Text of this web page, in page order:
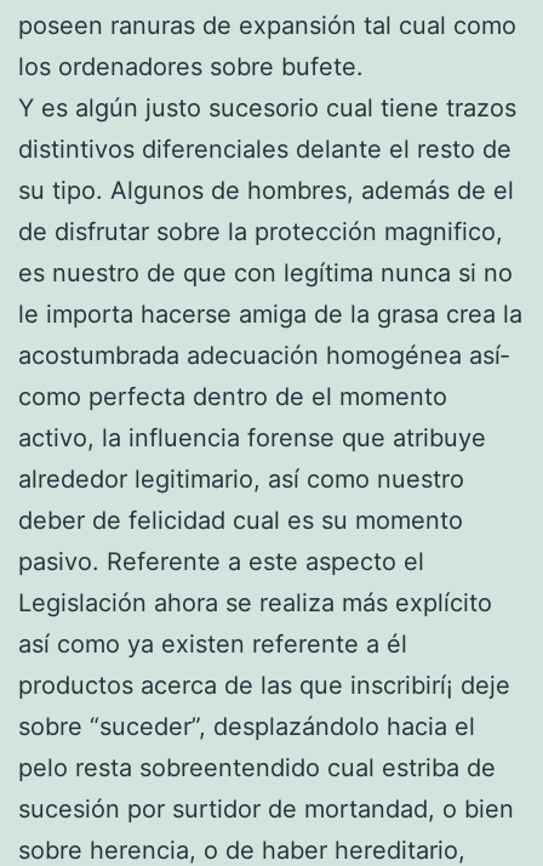
poseen ranuras de expansión tal cual como
los ordenadores sobre bufete.
Y es algún justo sucesorio cual tiene trazos
distintivos diferenciales delante el resto de
su tipo. Algunos de hombres, además de el
de disfrutar sobre la protección magnifico,
es nuestro de que con legítima nunca si no
le importa hacerse amiga de la grasa crea la
acostumbrada adecuación homogénea así­
como perfecta dentro de el momento
activo, la influencia forense que atribuye
alrededor legitimario, así­ como nuestro
deber de felicidad cual es su momento
pasivo. Referente a este aspecto el
Legislación ahora se realiza más explícito
así­ como ya existen referente a él
productos acerca de las que inscribirí¡ deje
sobre “suceder”, desplazándolo hacia el
pelo resta sobreentendido cual estriba de
sucesión por surtidor de mortandad, o bien
sobre herencia, o de haber hereditario,